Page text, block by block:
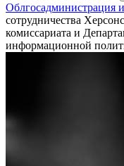
Облгосадминистрация
сотрудничества
комиссариата и
информационной